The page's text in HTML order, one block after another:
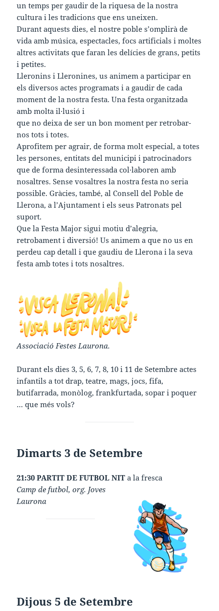
un temps per gaudir de la riquesa de la nostra
cultura i les tradicions que ens uneixen.
Durant aquests dies, el nostre poble s’omplirà de
vida amb música, espectacles, focs artificials i moltes
altres activitats que faran les delícies de grans, petits
i petites.
Lleronins i Lleronines, us animem a participar en
els diversos actes programats i a gaudir de cada
moment de la nostra festa. Una festa organitzada
amb molta il·lusió i
que no deixa de ser un bon moment per retrobar-
nos tots i totes.
Aprofitem per agrair, de forma molt especial, a totes
les persones, entitats del municipi i patrocinadors
que de forma desinteressada col·laboren amb
nosaltres. Sense vosaltres la nostra festa no seria
possible. Gràcies, també, al Consell del Poble de
Llerona, a l’Ajuntament i els seus Patronats pel
suport.
Que la Festa Major sigui motiu d’alegria,
retrobament i diversió! Us animem a que no us en
perdeu cap detall i que gaudiu de Llerona i la seva
festa amb totes i tots nosaltres.
Associació Festes Laurona.
Durant els dies 3, 5, 6, 7, 8, 10 i 11 de Setembre actes
infantils a tot drap, teatre, mags, jocs, fifa,
butifarrada, monòlog, frankfurtada, sopar i poquer
… que més vols?
Dimarts 3 de Setembre
21:30 PARTIT DE FUTBOL NIT a la fresca
Camp de futbol, org. Joves
Laurona
Dijous 5 de Setembre